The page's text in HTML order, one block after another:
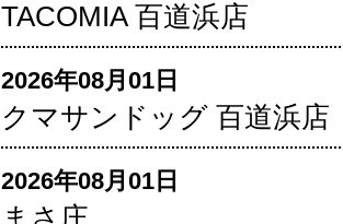
TACOMIA 百道浜店
2026年08月01日
クマサンドッグ 百道浜店
2026年08月01日
まさ庄